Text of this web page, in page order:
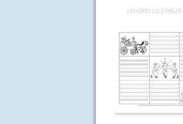
LEPORELLO-